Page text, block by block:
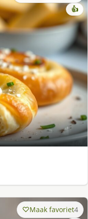
👍
Maak favoriet4